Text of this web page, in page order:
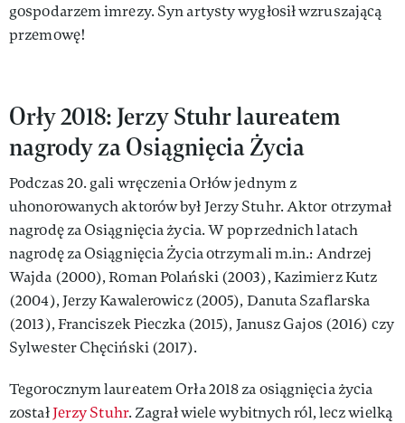
gospodarzem imrezy. Syn artysty wygłosił wzruszającą
przemowę!
Orły 2018: Jerzy Stuhr laureatem
nagrody za Osiągnięcia Życia
Podczas 20. gali wręczenia Orłów jednym z
uhonorowanych aktorów był Jerzy Stuhr. Aktor otrzymał
nagrodę za Osiągnięcia życia. W poprzednich latach
nagrodę za Osiągnięcia Życia otrzymali m.in.: Andrzej
Wajda (2000), Roman Polański (2003), Kazimierz Kutz
(2004), Jerzy Kawalerowicz (2005), Danuta Szaflarska
(2013), Franciszek Pieczka (2015), Janusz Gajos (2016) czy
Sylwester Chęciński (2017).
Tegorocznym laureatem Orła 2018 za osiągnięcia życia
zostałJerzy Stuhr. Zagrał wiele wybitnych ról, lecz wielką